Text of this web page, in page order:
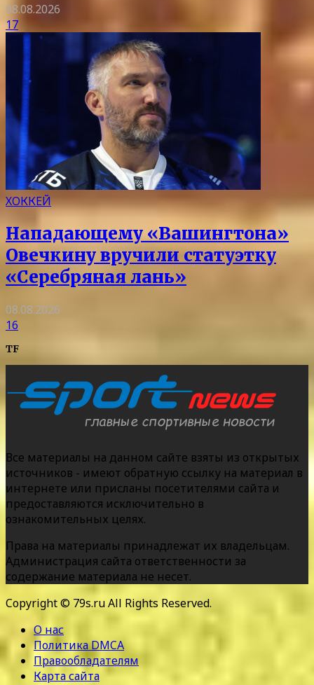
08.08.2026
17
ХОККЕЙ
Нападающему «Вашингтона»
Овечкину вручили статуэтку
«Серебряная лань»
08.08.2026
16
TF
Все материалы на данном сайте взяты из открытых
источников - имеют обратную ссылку на материал в
интернете или присланы посетителями сайта и
предоставляются исключительно в
ознакомительных целях.
Права на материалы принадлежат их владельцам.
Администрация сайта ответственности за
содержание материала не несет.
Copyright © 79s.ru All Rights Reserved.
О нас
Политика DMCA
Правообладателям
Карта сайта